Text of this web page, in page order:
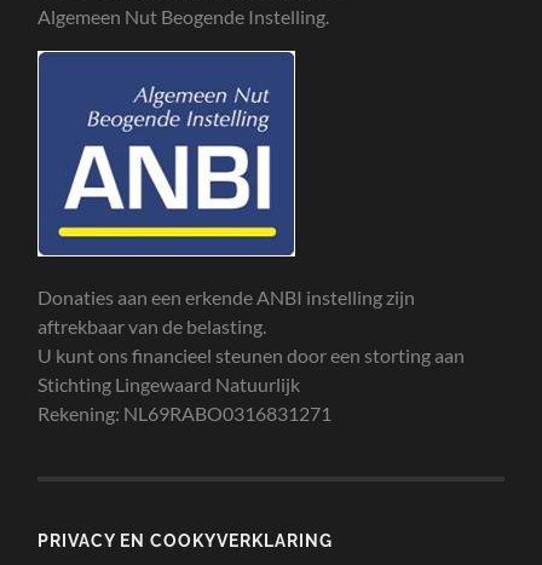
Algemeen Nut Beogende Instelling.
Donaties aan een erkende ANBI instelling zijn
aftrekbaar van de belasting.
U kunt ons financieel steunen door een storting aan
Stichting Lingewaard Natuurlijk
Rekening: NL69RABO0316831271
PRIVACY EN COOKYVERKLARING